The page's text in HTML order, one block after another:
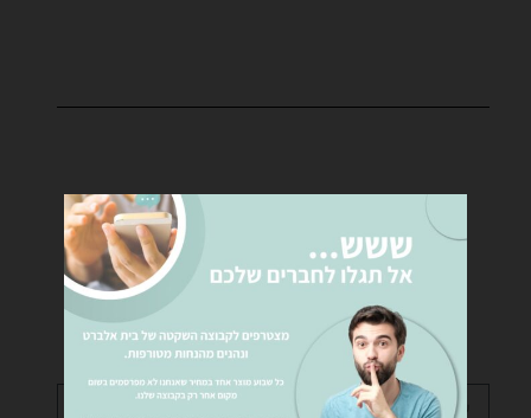
רוצים לקבל פרטים נוספים?
נציגינו ישמחו לעזור לכם… שלחו לנו הודעה!